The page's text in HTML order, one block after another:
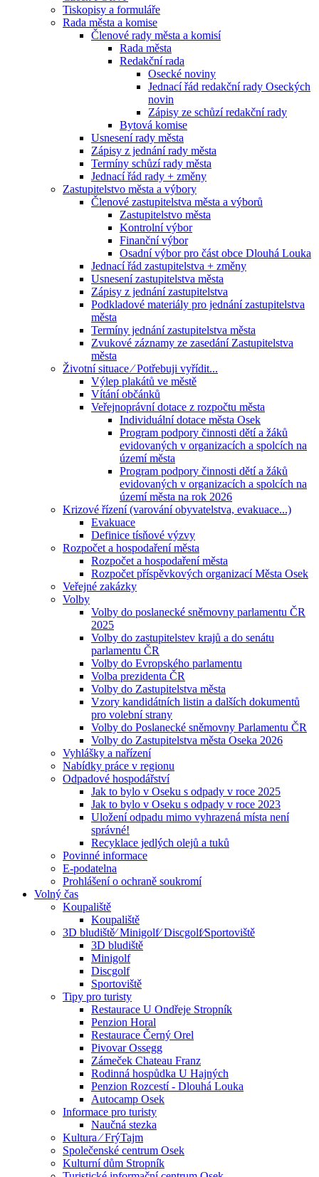
Tiskopisy a formuláře
Rada města a komise
Členové rady města a komisí
Rada města
Redakční rada
Osecké noviny
Jednací řád redakční rady Oseckých
novin
Zápisy ze schůzí redakční rady
Bytová komise
Usnesení rady města
Zápisy z jednání rady města
Termíny schůzí rady města
Jednací řád rady + změny
Zastupitelstvo města a výbory
Členové zastupitelstva města a výborů
Zastupitelstvo města
Kontrolní výbor
Finanční výbor
Osadní výbor pro část obce Dlouhá Louka
Jednací řád zastupitelstva + změny
Usnesení zastupitelstva města
Zápisy z jednání zastupitelstva
Podkladové materiály pro jednání zastupitelstva
města
Termíny jednání zastupitelstva města
Zvukové záznamy ze zasedání Zastupitelstva
města
Životní situace ⁄ Potřebuji vyřídit...
Výlep plakátů ve městě
Vítání občánků
Veřejnoprávní dotace z rozpočtu města
Individuální dotace města Osek
Program podpory činnosti dětí a žáků
evidovaných v organizacích a spolcích na
území města
Program podpory činnosti dětí a žáků
evidovaných v organizacích a spolcích na
území města na rok 2026
Krizové řízení (varování obyvatelstva, evakuace...)
Evakuace
Definice tísňové výzvy
Rozpočet a hospodaření města
Rozpočet a hospodaření města
Rozpočet příspěvkových organizací Města Osek
Veřejné zakázky
Volby
Volby do poslanecké sněmovny parlamentu ČR
2025
Volby do zastupitelstev krajů a do senátu
parlamentu ČR
Volby do Evropského parlamentu
Volba prezidenta ČR
Volby do Zastupitelstva města
Vzory kandidátních listin a dalších dokumentů
pro volební strany
Volby do Poslanecké sněmovny Parlamentu ČR
Volby do Zastupitelstva města Oseka 2026
Vyhlášky a nařízení
Nabídky práce v regionu
Odpadové hospodářství
Jak to bylo v Oseku s odpady v roce 2025
Jak to bylo v Oseku s odpady v roce 2023
Uložení odpadu mimo vyhrazená místa není
správné!
Recyklace jedlých olejů a tuků
Povinné informace
E-podatelna
Prohlášení o ochraně soukromí
Volný čas
Koupaliště
Koupaliště
3D bludiště⁄ Minigolf⁄ Discgolf⁄Sportoviště
3D bludiště
Minigolf
Discgolf
Sportoviště
Tipy pro turisty
Restaurace U Ondřeje Stropník
Penzion Horal
Restaurace Černý Orel
Pivovar Ossegg
Zámeček Chateau Franz
Rodinná hospůdka U Hajných
Penzion Rozcestí - Dlouhá Louka
Autocamp Osek
Informace pro turisty
Naučná stezka
Kultura ⁄ FrýTajm
Společenské centrum Osek
Kulturní dům Stropník